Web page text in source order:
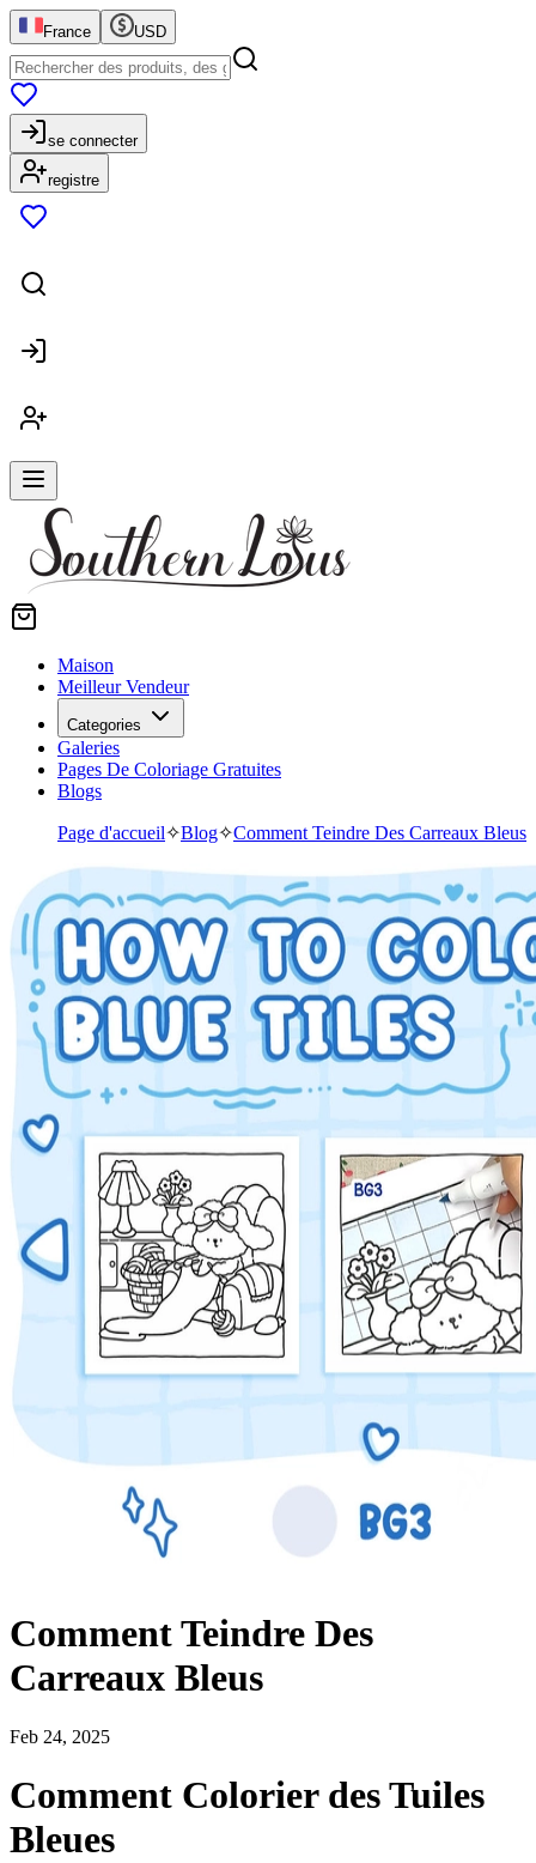
France USD
se connecter
registre
Maison
Meilleur Vendeur
Categories
Galeries
Pages De Coloriage Gratuites
Blogs
Page d'accueil✧Blog✧Comment Teindre Des Carreaux Bleus
Comment Teindre Des
Carreaux Bleus
Feb 24, 2025
Comment Colorier des Tuiles
Bleues